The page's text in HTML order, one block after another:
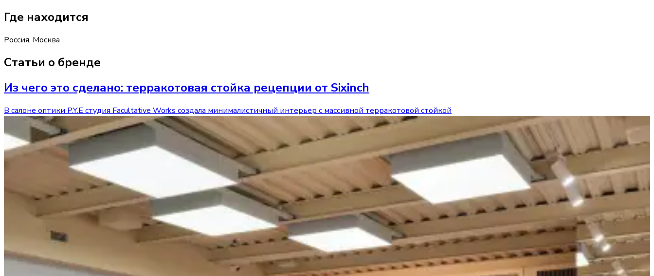
Где находится
Россия, Москва
Статьи о бренде
Из чего это сделано: терракотовая стойка рецепции от Sixinch
В салоне оптики P.Y.E студия Facultative Works создала минималистичный интерьер с массивной терракотовой стойкой